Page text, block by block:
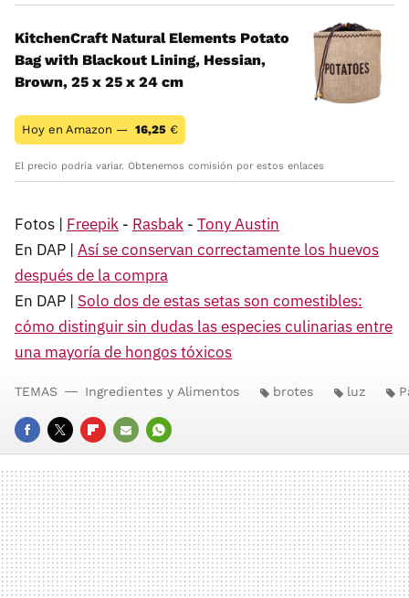
KitchenCraft Natural Elements Potato
Bag with Blackout Lining, Hessian,
Brown, 25 x 25 x 24 cm
Hoy en Amazon — 16,25 €
El precio podría variar. Obtenemos comisión por estos enlaces
Fotos | Freepik - Rasbak - Tony Austin
En DAP | Así se conservan correctamente los huevos
después de la compra
En DAP | Solo dos de estas setas son comestibles:
cómo distinguir sin dudas las especies culinarias entre
una mayoría de hongos tóxicos
FACEBOOK
TWITTERFLIPBOARD
E-
MAIL
WHATSAPP
TEMAS Ingredientes y Alimentos brotes luz